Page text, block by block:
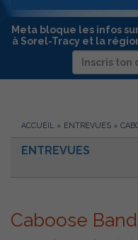
Meta bloque les infos
à Sorel-Tracy et la
ACCUEIL » ENTREVUES »
ENTREVUES
Caboose